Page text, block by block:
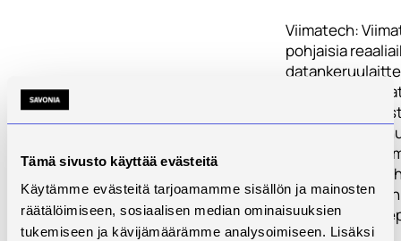
Tämä sivusto käyttää evästeitä
Käytämme evästeitä tarjoamamme sisällön ja mainosten
räätälöimiseen, sosiaalisen median ominaisuuksien
tukemiseen ja kävijämäärämme analysoimiseen. Lisäksi
Viimatech:
pohjaisia
pilvipohjaista
optimointiin.
järjestelmien
vähentää
Proof-of-